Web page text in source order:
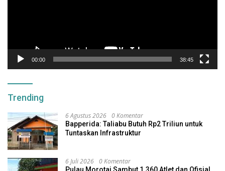
00:00 38:45
Trending
6 Agustus 2026 0 Komentar
Bapperida: Taliabu Butuh Rp2 Triliun untuk
Tuntaskan Infrastruktur
6 Juli 2026 0 Komentar
Pulau Morotai Sambut 1.360 Atlet dan Ofisial